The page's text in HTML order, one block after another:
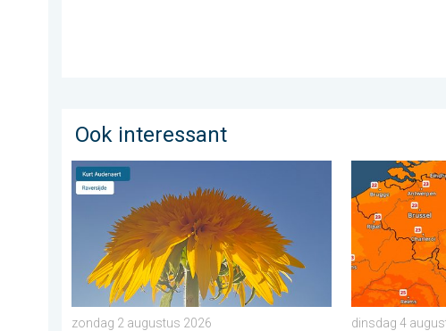
Ook interessant
Stuur jouw weerfoto van de week!. Weer&Radar Uploader.
zondag 2 augustus 2026
Koeler weer
dinsdag 4